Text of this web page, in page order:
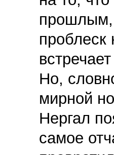
прошлым,
проблеск
Но,
мирной
Нергал
самое